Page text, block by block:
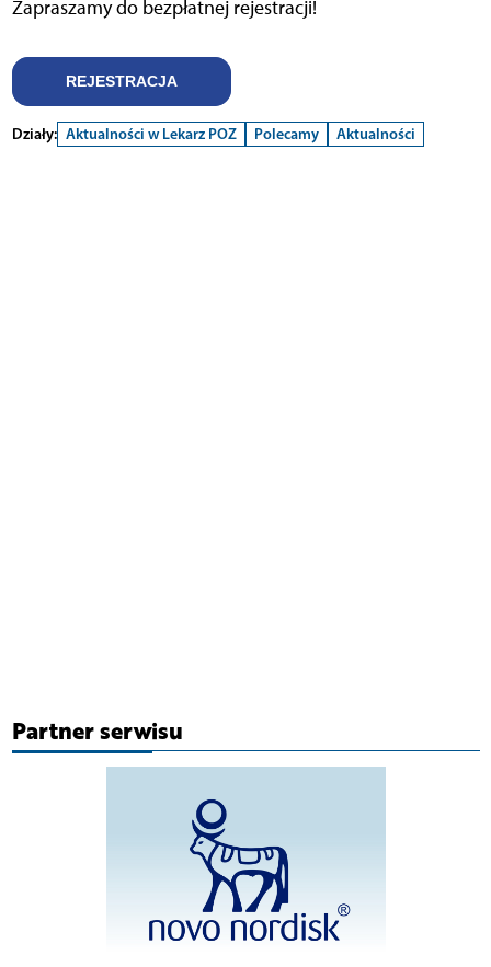
Zapraszamy do bezpłatnej rejestracji!
REJESTRACJA
Działy: Aktualności w Lekarz POZ Polecamy Aktualności
Partner serwisu